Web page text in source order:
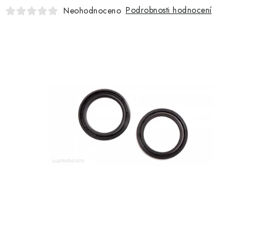
NÁPLNĚ A KAPALINY
Neohodnoceno Podrobnosti hodnocení